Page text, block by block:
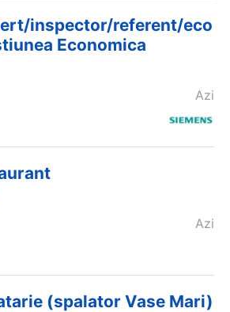
inspector/referent/eco
Economica
Azi
Azi
(spalator Vase Mari)